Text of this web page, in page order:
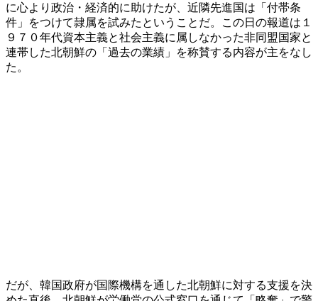
に心より政治・経済的に助けたが、近隣先進国は「付帯条
件」をつけて隷属を試みたということだ。この日の報道は１
９７０年代資本主義と社会主義に属しなかった非同盟国家と
連帯した北朝鮮の「過去の業績」を称賛する内容が主をなし
た。
だが、韓国政府が国際機構を通した北朝鮮に対する支援を決